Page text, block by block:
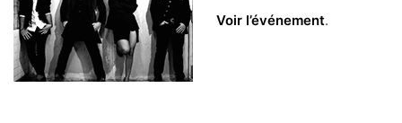
Voir l’événement.